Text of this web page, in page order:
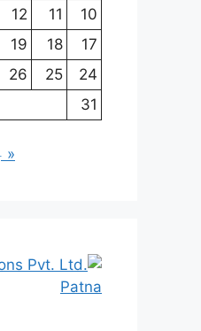
10
11
12
17
18
19
24
25
26
31
«